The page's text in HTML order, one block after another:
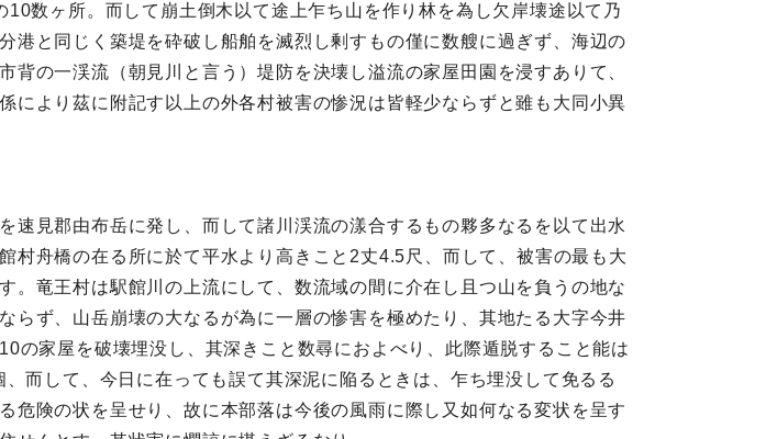
数ヶ所。而して崩土倒木以て途上乍ち山を作り林を為し欠岸壊途以て乃
港と同じく築堤を砕破し船舶を滅烈し剰すもの僅に数艘に過ぎず、海辺の
の一渓流（朝見川と言う）堤防を決壊し溢流の家屋田園を浸すありて、
より茲に附記す以上の外各村被害の惨況は皆軽少ならずと雖も大同小異
見郡由布岳に発し、而して諸川渓流の漾合するもの夥多なるを以て出水
村舟橋の在る所に於て平水より高きこと2丈4.5尺、而して、被害の最も大
。竜王村は駅館川の上流にして、数流域の間に介在し且つ山を負うの地な
らず、山岳崩壊の大なるが為に一層の惨害を極めたり、其地たる大字今井
の家屋を破壊埋没し、其深きこと数尋におよべり、此際遁脱すること能は
而して、今日に在っても誤て其深泥に陥るときは、乍ち埋没して免るる
危険の状を呈せり、故に本部落は今後の風雨に際し又如何なる変状を呈す